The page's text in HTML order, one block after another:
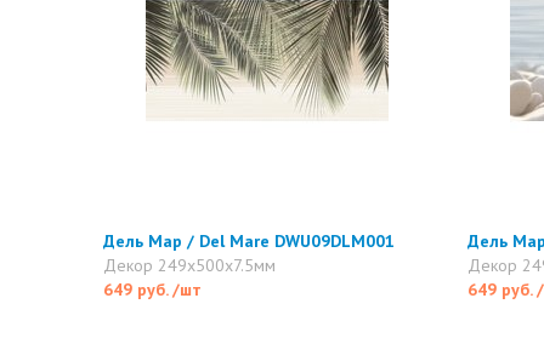
Дель Мар / Del Mare DWU09DLM001
Декор 249x500x7.5мм
649 руб./шт
Дель
Декор
649 руб.